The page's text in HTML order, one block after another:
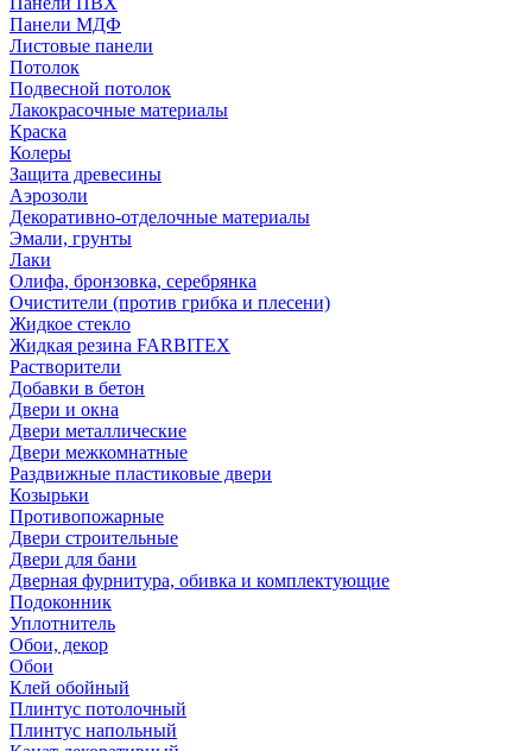
Панели МДФ
Листовые панели
Потолок
Подвесной потолок
Лакокрасочные материалы
Краска
Колеры
Защита древесины
Аэрозоли
Декоративно-отделочные материалы
Эмали, грунты
Лаки
Олифа, бронзовка, серебрянка
Очистители (против грибка и плесени)
Жидкое стекло
Жидкая резина FARBITEX
Растворители
Добавки в бетон
Двери и окна
Двери металлические
Двери межкомнатные
Раздвижные пластиковые двери
Козырьки
Противопожарные
Двери строительные
Двери для бани
Дверная фурнитура, обивка и комплектующие
Подоконник
Уплотнитель
Обои, декор
Обои
Клей обойный
Плинтус потолочный
Плинтус напольный